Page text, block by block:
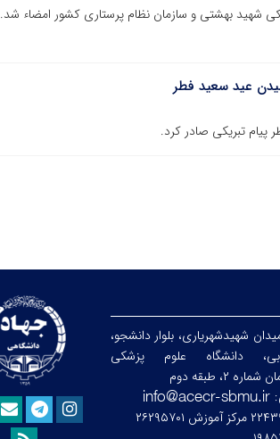
شهید بهشتی و سازمان نظام پرستاری کشور امضاء شد.
عید سعید فطر
تبریکی صادر کرد.
شهیدشهریاری، بلوار دانشجو،
دانشگاه علوم پزشکی
۲، طبقه دوم